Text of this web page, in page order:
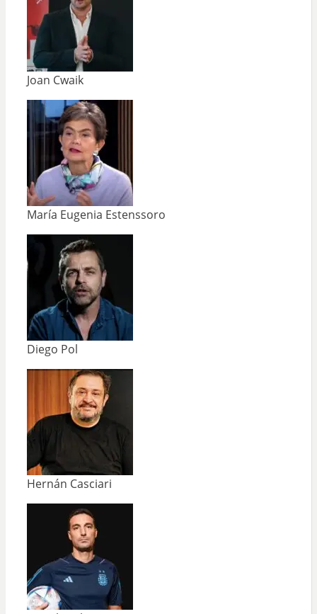
Joan Cwaik
María Eugenia Estenssoro
Diego Pol
Hernán Casciari